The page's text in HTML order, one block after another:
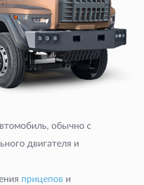
обычно с
двигателя и
прицепови